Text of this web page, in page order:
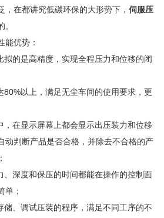
，在都讲究低碳环保的大形势下， 伺服压
能优势：
拟的是高精度，实现全程压力和位移的闭
80%以上，满足无尘车间的使用要求，更
，在显示屏幕上都会显示出压装力和位移
动判断产品是否合格，并除去不合格的产
、深度和保压的时间都能在操作的控制面
单；
储、调试压装的程序，满足不同工序的不